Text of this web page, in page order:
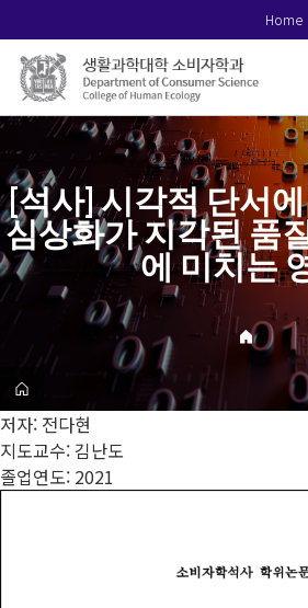
로
메
뉴
Home
[석사] 시각적 단서
심상화가 지각된 품
에 미치는
저자: 전다현
지도교수: 김난도
졸업연도: 2021